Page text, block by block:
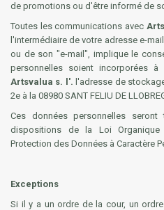
de promotions ou d'être informé de
Toutes les communications avec
l'intermédiaire de votre adresse e-
ou de son "e-mail", implique le
personnelles soient incorporées
Artsvalua s. l'. l'adresse de
2e à la 08980 SANT FELIU DE
Ces données personnelles
dispositions de la Loi
Protection des Données à Caractère
Exceptions
Si il y a un ordre de la cour, un